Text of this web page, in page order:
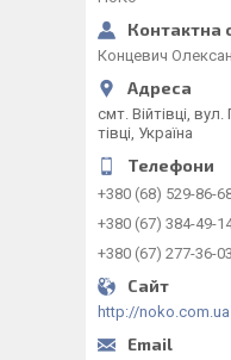
Концевич
смт. Війтівці, вул.
тівці, Україна
+380 (68) 529-86-
+380 (67) 384-49-
+380 (67) 277-36-03
http://noko.com.ua